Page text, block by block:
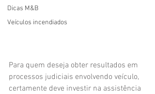
Dicas M&B
Veículos incendiados
Para quem deseja obter resultados em
processos judiciais envolvendo veículo,
certamente deve investir na assistência